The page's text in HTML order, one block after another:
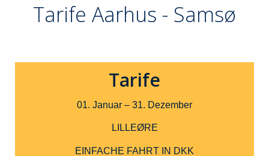
Tarife Aarhus - Samsø
Tarife
01. Januar – 31. Dezember
LILLEØRE
EINFACHE FAHRT IN DKK